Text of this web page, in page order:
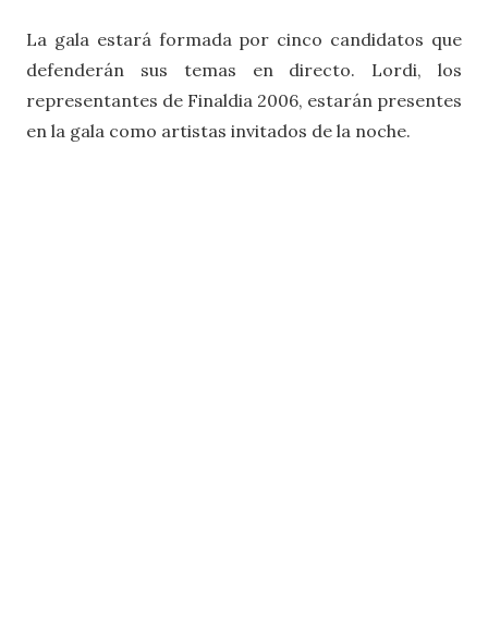
La gala estará formada por cinco candidatos que
defenderán sus temas en directo. Lordi, los
representantes de Finaldia 2006, estarán presentes
en la gala como artistas invitados de la noche.